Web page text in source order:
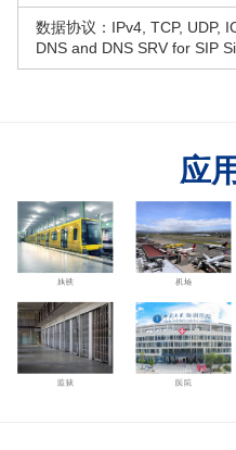
数据协议：IPv4, TCP, UDP,
DNS and DNS SRV for SIP
应